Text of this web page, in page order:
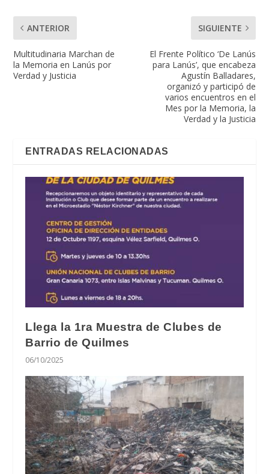
ANTERIOR
Multitudinaria Marchan de
la Memoria en Lanús por
Verdad y Justicia
SIGUIENTE
El Frente Político ‘De Lanús
para Lanús’, que encabeza
Agustín Balladares,
organizó y participó de
varios encuentros en el
Mes por la Memoria, la
Verdad y la Justicia
ENTRADAS RELACIONADAS
Llega la 1ra Muestra de Clubes de
Barrio de Quilmes
06/10/2025